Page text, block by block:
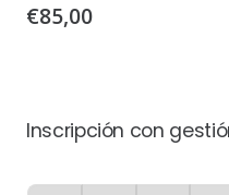
€85,00
Inscripción con